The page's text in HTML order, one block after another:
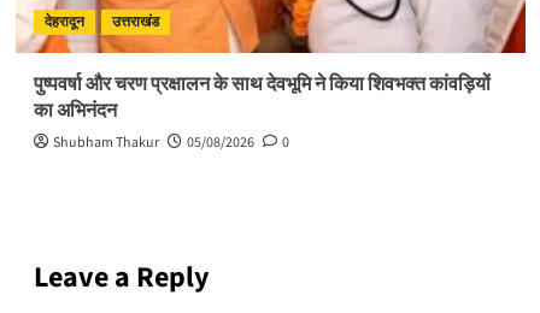
देहरादून उत्तराखंड
पुष्पवर्षा और चरण प्रक्षालन के साथ देवभूमि ने किया शिवभक्त कांवड़ियों
का अभिनंदन
Shubham Thakur 05/08/2026 0
Leave a Reply